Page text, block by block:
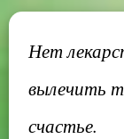
Нет
вылечить
счастье.